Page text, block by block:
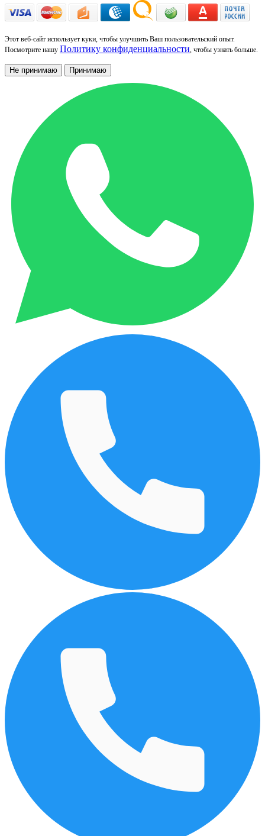
Этот веб-сайт использует куки, чтобы улучшить Ваш пользовательский опыт.
Посмотрите нашу Политику конфиденциальности, чтобы узнать больше.
Не принимаю Принимаю